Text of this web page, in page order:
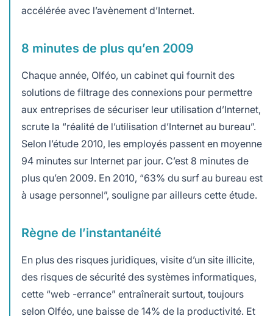
accélérée avec l’avènement d’Internet.
8 minutes de plus qu’en 2009
Chaque année, Olféo, un cabinet qui fournit des
solutions de filtrage des connexions pour permettre
aux entreprises de sécuriser leur utilisation d’Internet,
scrute la “réalité de l’utilisation d’Internet au bureau”.
Selon l’étude 2010, les employés passent en moyenne
94 minutes sur Internet par jour. C’est 8 minutes de
plus qu’en 2009. En 2010, “63% du surf au bureau est
à usage personnel”, souligne par ailleurs cette étude.
Règne de l’instantanéité
En plus des risques juridiques, visite d’un site illicite,
des risques de sécurité des systèmes informatiques,
cette “web -errance” entraînerait surtout, toujours
selon Olféo, une baisse de 14% de la productivité. Et